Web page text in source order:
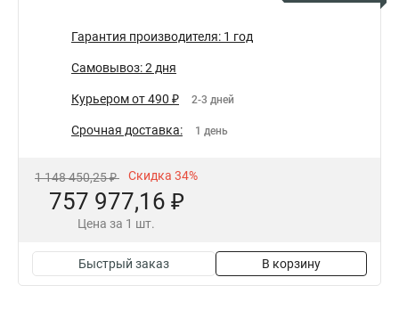
Гарантия производителя: 1 год
Самовывоз: 2 дня
Курьером от 490 ₽ 2-3 дней
Срочная доставка: 1 день
1 148 450,25 ₽ Скидка 34%
757 977,16 ₽
Цена за 1 шт.
Быстрый заказ В корзину